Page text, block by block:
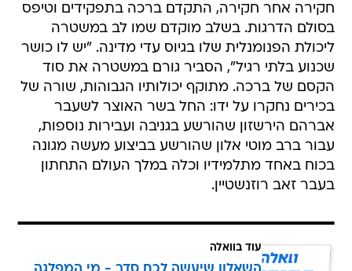
חקירה אחר חקירה, התקדם ברכה בתפקידים וטיפס
בסולם הדרגות. בשלב מוקדם שמו לב במשטרה
ליכולת הפנומנלית שלו בגיוס עדי מדינה. "יש לו כושר
שכנוע בלתי רגיל", הסביר גורם במשטרה את סוד
הקסם של ברכה. מתוקף יכולותיו הגבוהות, שורה של
בכירים נחקרו על ידו: החל בשר האוצר לשעבר
אברהם הירשזון שהורשע בגניבה ועבירות נוספות,
עבור ברב מוטי אלון שהורשע בביצוע מעשה מגונה
בכוח באחד מתלמידיו וכלה במלך העולם התחתון
בעבר זאב רוזנשטיין.
עוד בוואלה